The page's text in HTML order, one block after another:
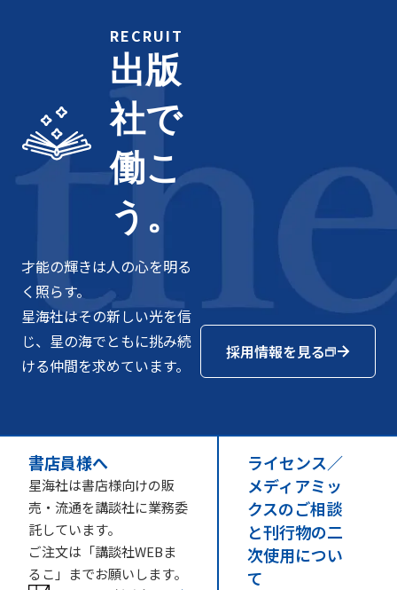
RECRUIT
出版
社で
働こ
う。
才能の輝きは人の心を明る
く照らす。
星海社はその新しい光を信
じ、星の海でともに挑み続
ける仲間を求めています。
採用情報を見る
書店員様へ
星海社は書店様向けの販
売・流通を講談社に業務委
託しています。
ご注文は「講談社WEBま
るこ」までお願いします。
ライセンス／
メディアミッ
クスのご相談
と刊行物の二
次使用につい
て